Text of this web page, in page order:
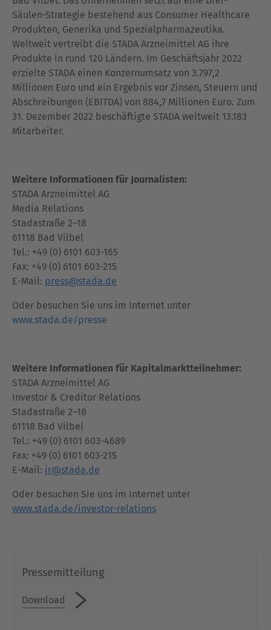
Säulen-Strategie bestehend aus Consumer Healthcare
Produkten, Generika und Spezialpharmazeutika.
Weltweit vertreibt die STADA Arzneimittel AG ihre
Produkte in rund 120 Ländern. Im Geschäftsjahr 2022
erzielte STADA einen Konzernumsatz von 3.797,2
Millionen Euro und ein Ergebnis vor Zinsen, Steuern und
Abschreibungen (EBITDA) von 884,7 Millionen Euro. Zum
31. Dezember 2022 beschäftigte STADA weltweit 13.183
Mitarbeiter.
Weitere Informationen für Journalisten:
STADA Arzneimittel AG
Media Relations
Stadastraße 2–18
61118 Bad Vilbel
Tel.: +49 (0) 6101 603-165
Fax: +49 (0) 6101 603-215
E-Mail: press@stada.de
Oder besuchen Sie uns im Internet unter
www.stada.de/presse
Weitere Informationen für Kapitalmarktteilnehmer:
STADA Arzneimittel AG
Investor & Creditor Relations
Stadastraße 2–18
61118 Bad Vilbel
Tel.: +49 (0) 6101 603-4689
Fax: +49 (0) 6101 603-215
E-Mail: ir@stada.de
Oder besuchen Sie uns im Internet unter
www.stada.de/investor-relations
Pressemitteilung
Download